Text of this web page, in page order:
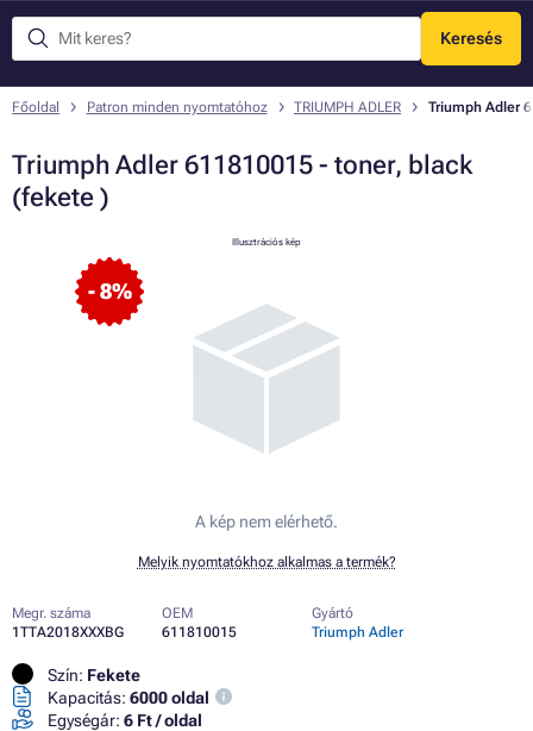
Keresés
Menü
Főoldal Patron minden nyomtatóhoz TRIUMPH ADLER Triumph Adler
Triumph Adler 611810015 - toner, black
(fekete )
- 8%
Illusztrációs kép
A kép nem elérhető.
Melyik nyomtatókhoz alkalmas a termék?
Megr. száma
1TTA2018XXXBG
OEM
611810015
Gyártó
Triumph Adler
Szín: Fekete
Kapacitás: 6000 oldal
Egységár: 6 Ft / oldal